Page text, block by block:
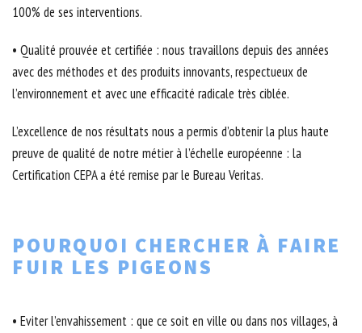
100% de ses interventions.
• Qualité prouvée et certifiée : nous travaillons depuis des années
avec des méthodes et des produits innovants, respectueux de
l’environnement et avec une efficacité radicale très ciblée.
L’excellence de nos résultats nous a permis d’obtenir la plus haute
preuve de qualité de notre métier à l’échelle européenne : la
Certification CEPA a été remise par le Bureau Veritas.
POURQUOI CHERCHER À FAIRE
FUIR LES PIGEONS
• Eviter l’envahissement : que ce soit en ville ou dans nos villages, à